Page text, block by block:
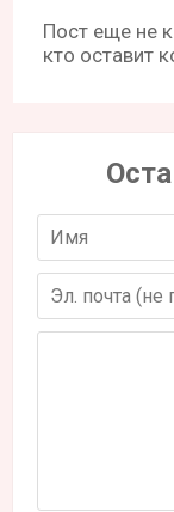
Пост еще не
кто оставит